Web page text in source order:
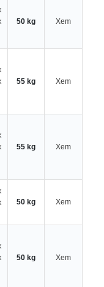
50 kg Xem
55 kg Xem
55 kg Xem
50 kg Xem
50 kg Xem